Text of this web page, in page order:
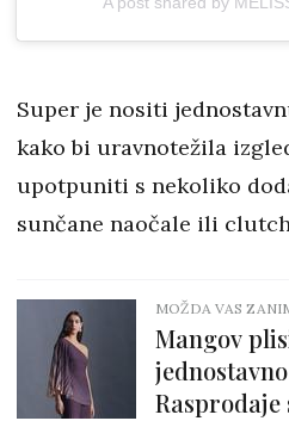
Super je nositi
kako bi uravnotežila
upotpuniti s nekoliko
sunčane naočale ili
MOŽDA VAS
Mangov